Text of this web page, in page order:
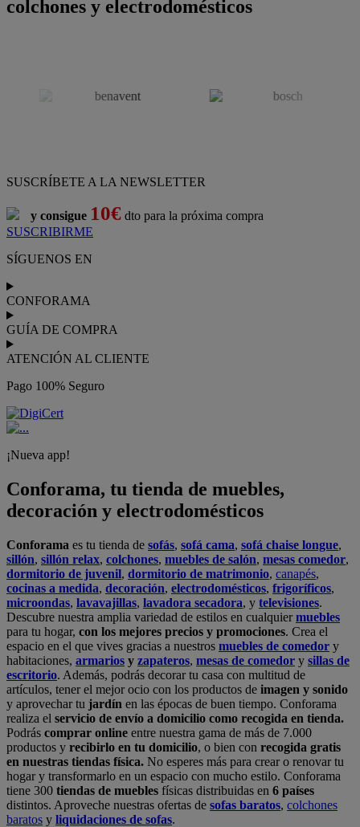
colchones y electrodomésticos
SUSCRÍBETE A LA NEWSLETTER
y consigue 10€ dto para la próxima compra
SUSCRIBIRME
SÍGUENOS EN
CONFORAMA
GUÍA DE COMPRA
ATENCIÓN AL CLIENTE
Pago 100% Seguro
¡Nueva app!
Conforama, tu tienda de muebles,
decoración y electrodomésticos
Conforama es tu tienda de sofás, sofá cama, sofá chaise longue,
sillón, sillón relax, colchones, muebles de salón, mesas comedor,
dormitorio de juvenil, dormitorio de matrimonio, canapés,
cocinas a medida, decoración, electrodomésticos, frigoríficos,
microondas, lavavajillas, lavadora secadora, y televisiones.
Descubre nuestra amplia variedad de estilos en cualquiermuebles
para tu hogar, con los mejores precios y promociones. Crea el
espacio en el que vives gracias a nuestros muebles de comedor y
habitaciones, armarios y zapateros, mesas de comedor y sillas de
escritorio. Además, podrás decorar tu casa con multitud de
artículos, tener el mejor ocio con los productos de imagen y sonido
y aprovechar tu jardín en las épocas de buen tiempo. Conforama
realiza el servicio de envío a domicilio como recogida en tienda.
Podrás comprar online entre nuestra gama de más de 7.000
productos y recibirlo en tu domicilio, o bien con recogida gratis
en nuestras tiendas física. No esperes más para crear o renovar tu
hogar y transformarlo en un espacio con mucho estilo. Conforama
tiene 300 tiendas de muebles físicas distribuidas en 6 países
distintos. Aproveche nuestras ofertas de sofas baratos, colchones
baratos y liquidaciones de sofas.